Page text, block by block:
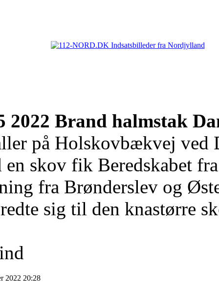
2022 Brand halmstak
på Holskovbækvej ved
en skov fik Beredskabet
fra Brønderslev og
sig til den knastørre
2022 20:28